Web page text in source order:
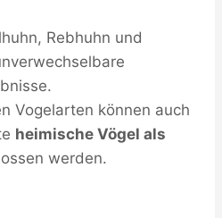
Rebhuhn und
Vogelarten können auch
heimische Vögel als
werden.